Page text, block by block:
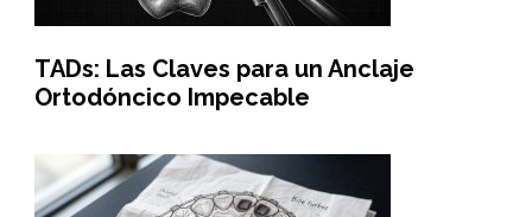
TADs: Las Claves para un Anclaje
Ortodóncico Impecable